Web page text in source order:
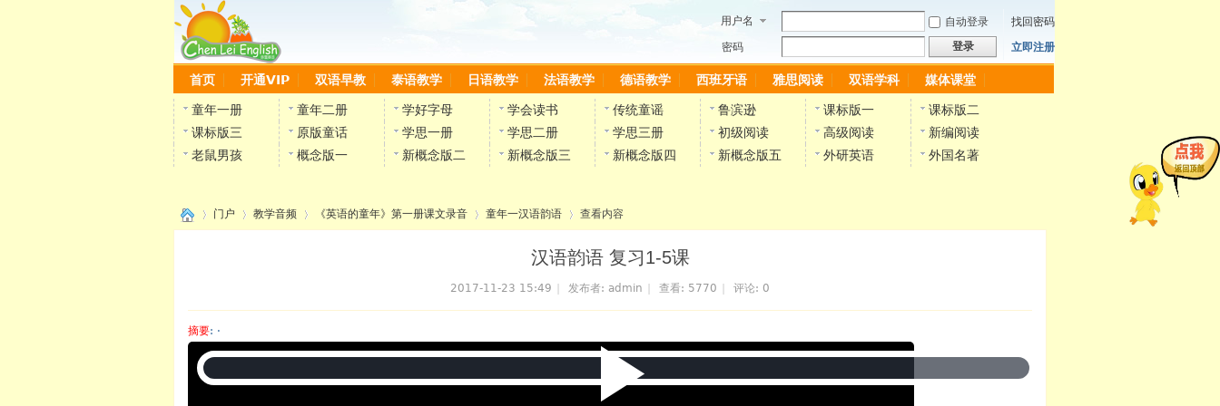
用户名 自动登录
找回密码
密码
登录 立即注册
首页 开通VIP 双语早教 泰语教学 日语教学 法语教学 德语教学 西班牙语 雅思阅读 双语学科 媒体课堂
童年一册 童年二册 学好字母 学会读书 传统童谣 鲁滨逊 课标版一
课标版二
课标版三
原版童话 学思一册 学思二册 学思三册 初级阅读 高级阅读
新编阅读
老鼠男孩
概念版一 新概念版二 新概念版三 新概念版四 新概念版五 外研英语 外国名著
陈雷
门户 教学音频 《英语的童年》第一册课文录音
›
童年一汉语韵语 查看内容
汉语韵语 复习1-5课
2017-11-23 15:49 发布者: admin 查看: 5770 评论: 0
摘要: ·